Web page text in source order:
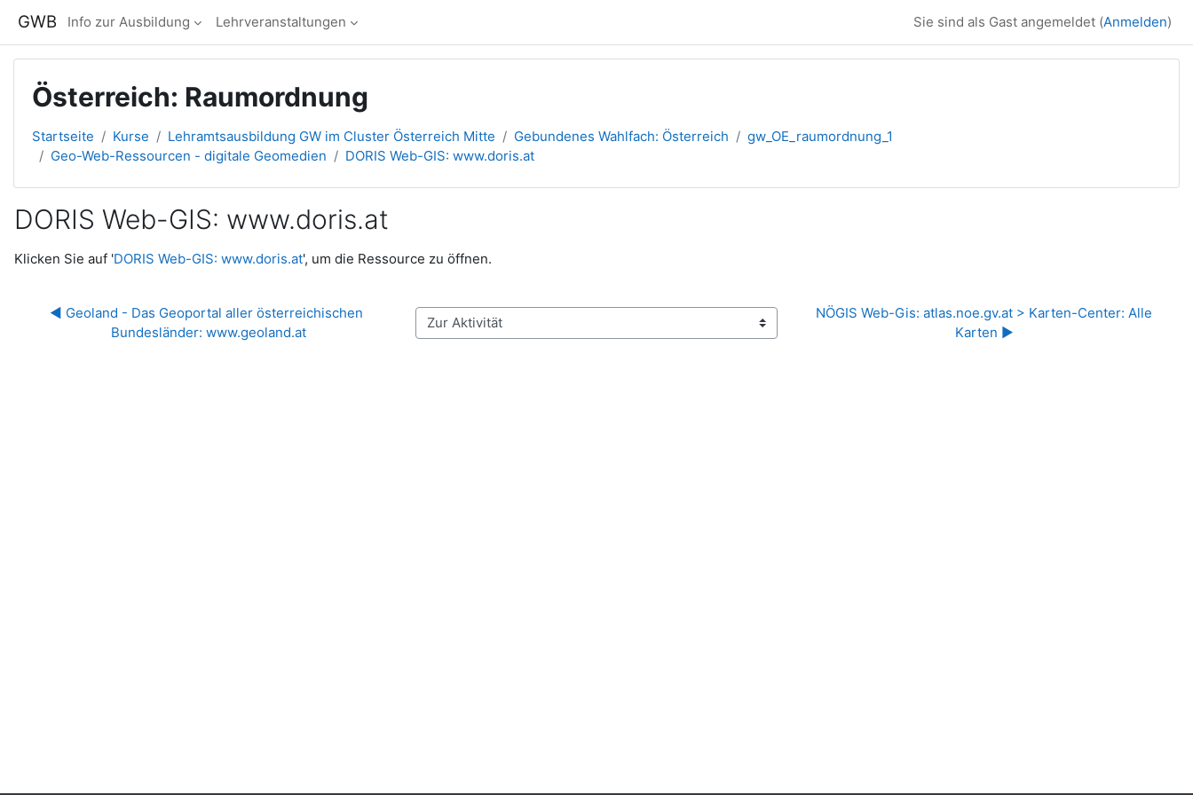
GWB Info zur Ausbildung Lehrveranstaltungen Sie sind als Gast angemeldet (Anmelden)
Österreich: Raumordnung
Startseite Kurse Lehramtsausbildung GW im Cluster Österreich Mitte Gebundenes Wahlfach: Österreich
gw_OE_raumordnung_1
Geo-Web-Ressourcen - digitale Geomedien
DORIS Web-GIS: www.doris.at
DORIS Web-GIS: www.doris.at
Abschlussbedingungen
Klicken Sie auf 'DORIS Web-GIS: www.doris.at', um die Ressource zu öffnen.
◀︎ Geoland - Das Geoportal aller österreichischen
Bundesländer: www.geoland.at
Zur Aktivität
NÖGIS Web-Gis: atlas.noe.gv.at > Karten-Center: Alle
Karten ▶︎